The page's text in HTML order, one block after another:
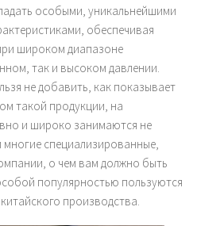
особыми, уникальнейшими
обеспечивая
широком диапазоне
так и высоком давлении.
не добавить, как показывает
такой продукции, на
и широко занимаются не
специализированные,
о чем вам должно быть
популярностью пользуются
производства.